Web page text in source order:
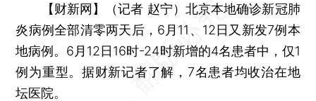
【财新网】（记者 赵宁） 北京本地确诊新冠肺
炎病例全部清零两天后，6月11、12日又新发7例本
地病例。6月12日16时-24时新增的4名患者中，仅1
例为重型。据财新记者了解，7名患者均收治在地
坛医院。